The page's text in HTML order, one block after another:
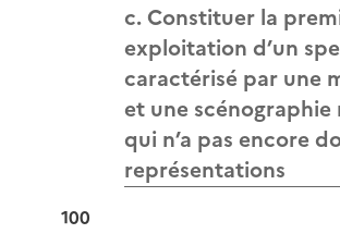
c. Constituer la
exploitation d’un
caractérisé par une
et une scénographie
qui n’a pas encore
représentations
100